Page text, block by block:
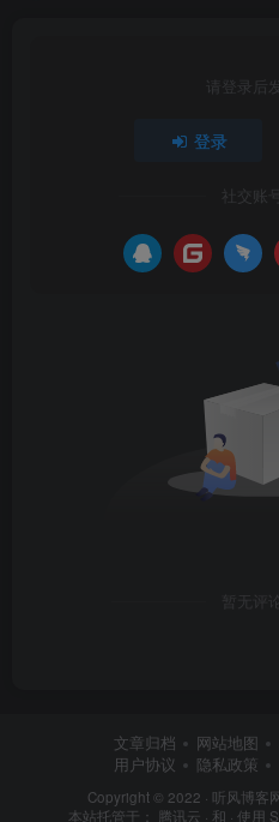
请登录后
登录
社交账
暂无评
文章归档 网站地图
用户协议
隐私政策
Copyright © 2022 · 听风博客
本站托管于： 腾讯云 · 和 · 使用